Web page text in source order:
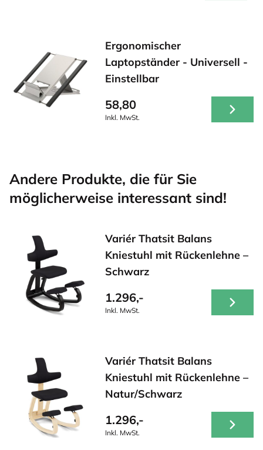
Ergonomischer
Laptopständer - Universell -
Einstellbar
58,80
Inkl. MwSt.
Andere Produkte, die für Sie
möglicherweise interessant sind!
Variér Thatsit Balans
Kniestuhl mit Rückenlehne –
Schwarz
1.296,-
Inkl. MwSt.
Variér Thatsit Balans
Kniestuhl mit Rückenlehne –
Natur/Schwarz
1.296,-
Inkl. MwSt.